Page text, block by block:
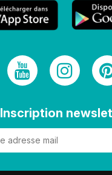
Inscription